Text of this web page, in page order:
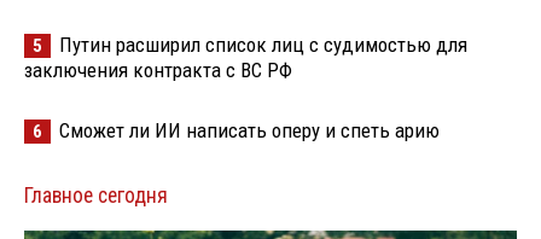
5
Путин расширил список лиц с судимостью для
заключения контракта с ВС РФ
6 Сможет ли ИИ написать оперу и спеть арию
Главное сегодня